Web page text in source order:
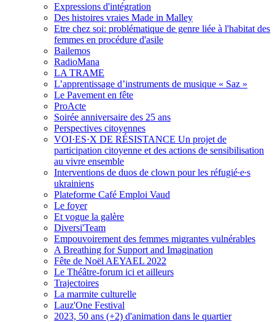
Expressions d'intégration
Des histoires vraies Made in Malley
Etre chez soi: problématique de genre liée à l'habitat des
femmes en procédure d'asile
Bailemos
RadioMana
LA TRAME
L’apprentissage d’instruments de musique « Saz »
Le Pavement en fête
ProActe
Soirée anniversaire des 25 ans
Perspectives citoyennes
VOI·ES·X DE RÉSISTANCE Un projet de
participation citoyenne et des actions de sensibilisation
au vivre ensemble
Interventions de duos de clown pour les réfugié∙e∙s
ukrainiens
Plateforme Café Emploi Vaud
Le foyer
Et vogue la galère
Diversi'Team
Empouvoirement des femmes migrantes vulnérables
A Breathing for Support and Imagination
Fête de Noël AEYAEL 2022
Le Théâtre-forum ici et ailleurs
Trajectoires
La marmite culturelle
Lauz'One Festival
2023, 50 ans (+2) d'animation dans le quartier